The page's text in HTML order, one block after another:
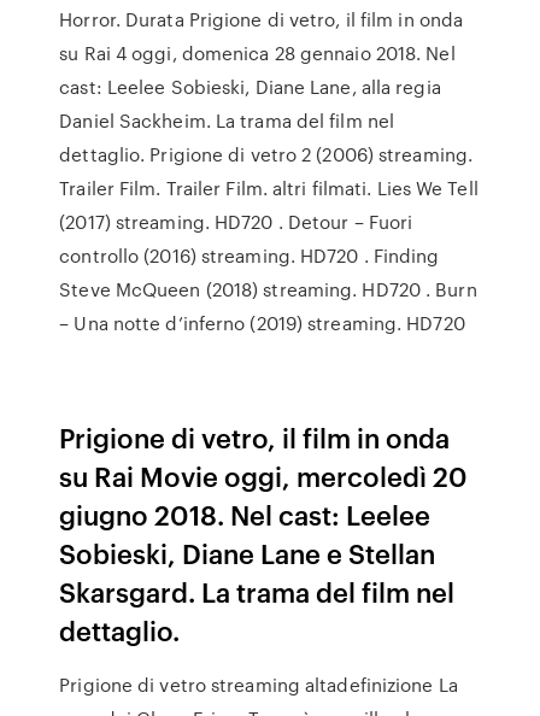
Horror. Durata Prigione di vetro, il film in onda
su Rai 4 oggi, domenica 28 gennaio 2018. Nel
cast: Leelee Sobieski, Diane Lane, alla regia
Daniel Sackheim. La trama del film nel
dettaglio. Prigione di vetro 2 (2006) streaming.
Trailer Film. Trailer Film. altri filmati. Lies We Tell
(2017) streaming. HD720 . Detour – Fuori
controllo (2016) streaming. HD720 . Finding
Steve McQueen (2018) streaming. HD720 . Burn
– Una notte d’inferno (2019) streaming. HD720
Prigione di vetro, il film in onda
su Rai Movie oggi, mercoledì 20
giugno 2018. Nel cast: Leelee
Sobieski, Diane Lane e Stellan
Skarsgard. La trama del film nel
dettaglio.
Prigione di vetro streaming altadefinizione La